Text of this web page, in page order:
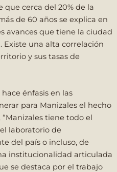
que cerca del 20% de la
de 60 años se explica en
avances que tiene la ciudad
una alta correlación
y sus tasas de
énfasis en las
para Manizales el hecho
tiene todo el
laboratorio de
del país o incluso, de
institucionalidad articulada
se destaca por el trabajo